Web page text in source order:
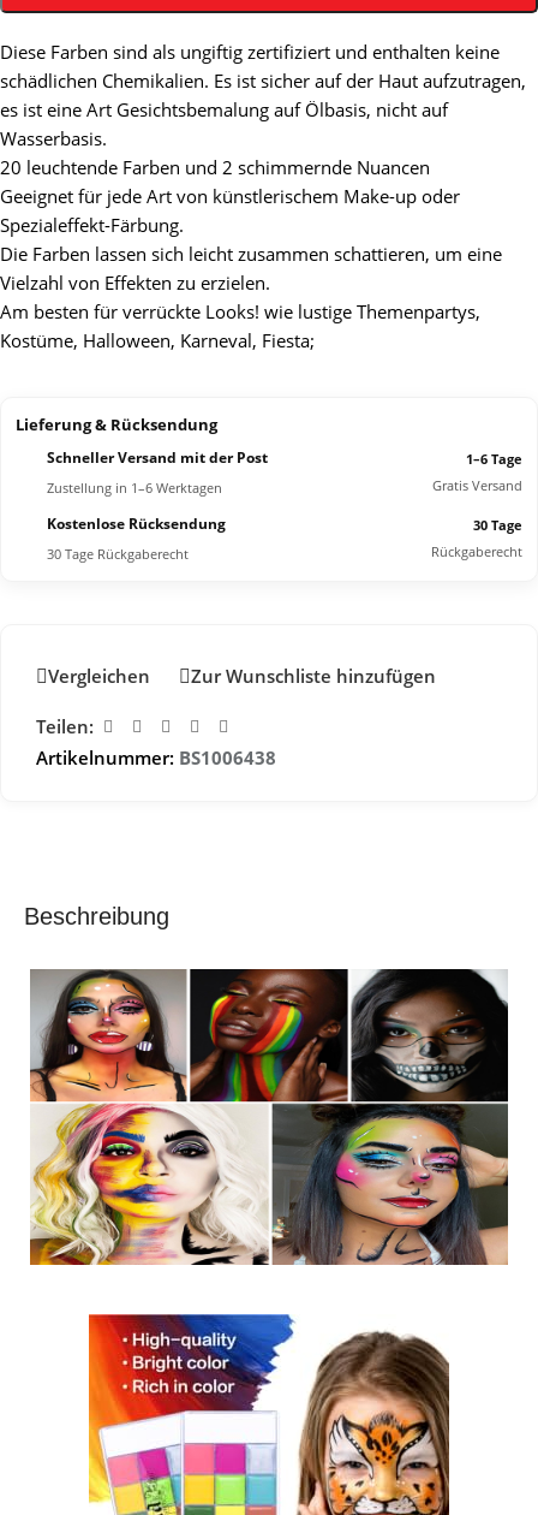
Diese Farben sind als ungiftig zertifiziert und enthalten keine
schädlichen Chemikalien. Es ist sicher auf der Haut aufzutragen,
es ist eine Art Gesichtsbemalung auf Ölbasis, nicht auf
Wasserbasis.
20 leuchtende Farben und 2 schimmernde Nuancen
Geeignet für jede Art von künstlerischem Make-up oder
Spezialeffekt-Färbung.
Die Farben lassen sich leicht zusammen schattieren, um eine
Vielzahl von Effekten zu erzielen.
Am besten für verrückte Looks! wie lustige Themenpartys,
Kostüme, Halloween, Karneval, Fiesta;
Lieferung & Rücksendung
Schneller Versand mit der Post
Zustellung in 1–6 Werktagen
1–6 Tage
Gratis Versand
Kostenlose Rücksendung
30 Tage Rückgaberecht
30 Tage
Rückgaberecht
Vergleichen Zur Wunschliste hinzufügen
Teilen:
Artikelnummer: BS1006438
Beschreibung